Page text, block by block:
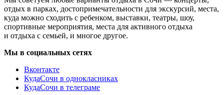
отдых в парках, достопримечательности для экскурсий, места,
куда можно сходить с ребенком, выставки, театры, шоу,
спортивные мероприятия, места для активного отдыха
и отдыха с семьей, и многое другое.
Мы в социальных сетях
Вконтакте
КудаСочи в однокласниках
КудаСочи в телеграме